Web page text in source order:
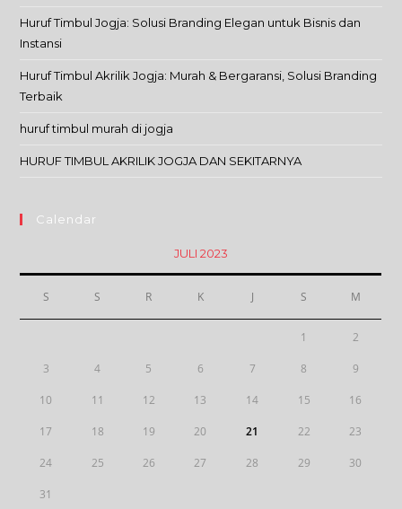
Huruf Timbul Jogja: Solusi Branding Elegan untuk Bisnis dan
Instansi
Huruf Timbul Akrilik Jogja: Murah & Bergaransi, Solusi Branding
Terbaik
huruf timbul murah di jogja
HURUF TIMBUL AKRILIK JOGJA DAN SEKITARNYA
Calendar
JULI 2023
S S R K J S M
1 2
3 4 5 6 7 8 9
10 11 12 13 14 15 16
17 18 19 20 21 22 23
24 25 26 27 28 29 30
31